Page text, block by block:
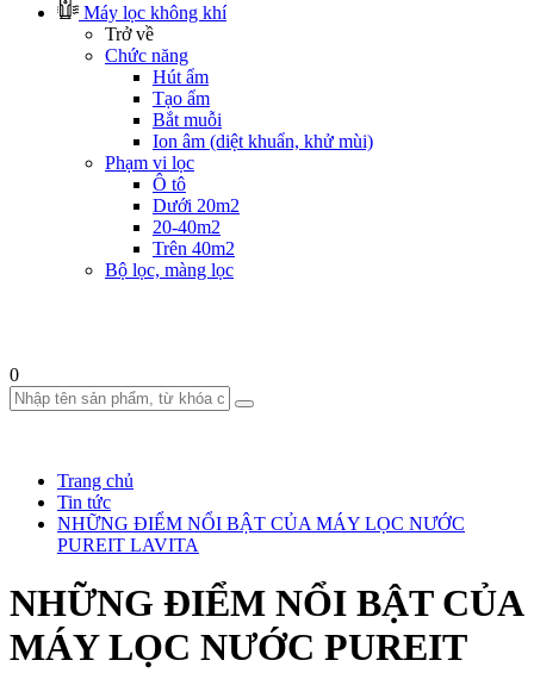
Máy lọc không khí
Trở về
Chức năng
Hút ẩm
Tạo ẩm
Bắt muỗi
Ion âm (diệt khuẩn, khử mùi)
Phạm vi lọc
Ô tô
Dưới 20m2
20-40m2
Trên 40m2
Bộ lọc, màng lọc
0
Trang chủ
Tin tức
NHỮNG ĐIỂM NỔI BẬT CỦA MÁY LỌC NƯỚC
PUREIT LAVITA
NHỮNG ĐIỂM NỔI BẬT CỦA
MÁY LỌC NƯỚC PUREIT